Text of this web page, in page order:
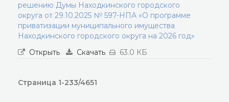
решению Думы Находкинского городского
округа от 29.10.2025 № 597-НПА «О программе
приватизации муниципального имущества
Находкинского городского округа на 2026 год»
Открыть
Скачать 63.0 КБ
Страница 1-233/4651